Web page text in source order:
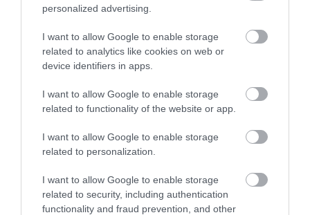
personalized advertising.
I want to allow Google to enable storage
related to analytics like cookies on web or
device identifiers in apps.
I want to allow Google to enable storage
related to functionality of the website or app.
I want to allow Google to enable storage
related to personalization.
I want to allow Google to enable storage
related to security, including authentication
functionality and fraud prevention, and other
Μύκονος: Χειροπέδες σε αστυνομικό για
φάρο και σειρήνα για προσπεράσεις
06.08.2026 | 08:49